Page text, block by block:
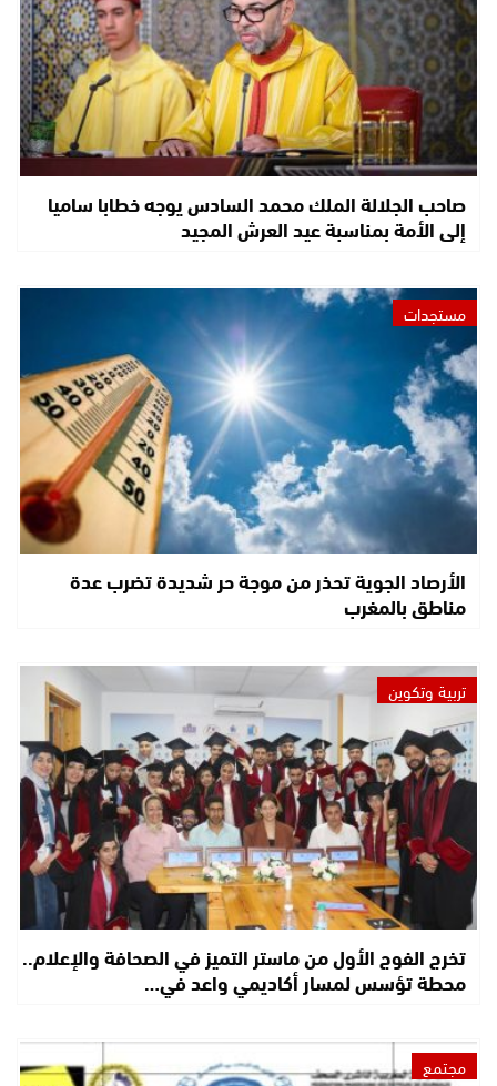
صاحب الجلالة الملك محمد السادس يوجه خطابا ساميا
إلى الأمة بمناسبة عيد العرش المجيد
مستجدات
الأرصاد الجوية تحذر من موجة حر شديدة تضرب عدة
مناطق بالمغرب
تربية وتكوين
تخرج الفوج الأول من ماستر التميز في الصحافة والإعلام..
محطة تؤسس لمسار أكاديمي واعد في…
مجتمع